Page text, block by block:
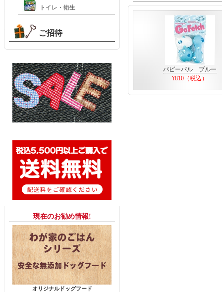
パピーパル ブルー
¥810（税込）
トイレ・衛生
ご招待
現在のお勧め情報!
オリジナルドッグフード